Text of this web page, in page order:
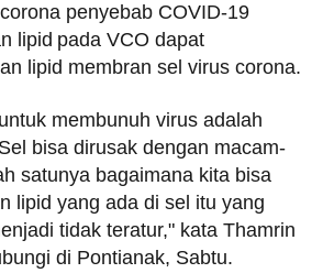
penyebab COVID-19
lipid pada VCO dapat
lipid membran sel virus corona.
membunuh virus adalah
bisa dirusak dengan macam-
satunya bagaimana kita bisa
lipid yang ada di sel itu yang
tidak teratur," kata Thamrin
di Pontianak, Sabtu.